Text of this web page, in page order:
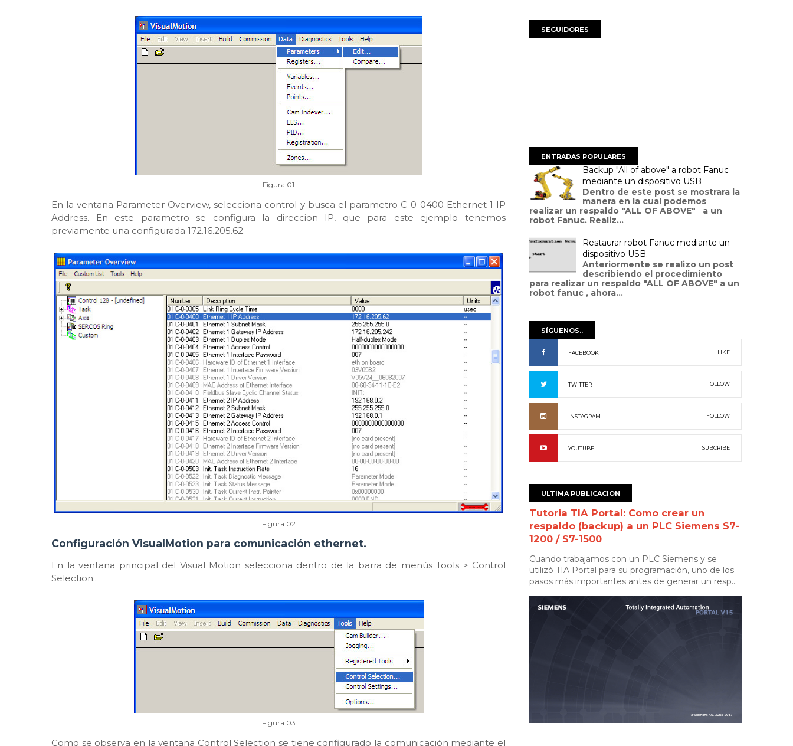
Figura 01
En la ventana Parameter Overview, selecciona control y busca el parametro C-0-0400 Ethernet 1 IP
Address. En este parametro se configura la direccion IP, que para este ejemplo tenemos
previamente una configurada 172.16.205.62.
Figura 02
Configuración VisualMotion para comunicación ethernet.
En la ventana principal del Visual Motion selecciona dentro de la barra de menús Tools > Control
Selection..
Figura 03
Como se observa en la ventana Control Selection se tiene configurado la comunicación mediante el
SEGUIDORES
ENTRADAS POPULARES
Backup "All of above" a robot Fanuc
mediante un dispositivo USB
Dentro de este post se mostrara la
manera en la cual podemos
realizar un respaldo "ALL OF ABOVE" a un
robot Fanuc. Realiz...
Restaurar robot Fanuc mediante un
dispositivo USB.
Anteriormente se realizo un post
describiendo el procedimiento
para realizar un respaldo "ALL OF ABOVE" a un
robot fanuc , ahora...
SÍGUENOS..
FACEBOOK LIKE
TWITTER FOLLOW
INSTAGRAM FOLLOW
YOUTUBE SUBCRIBE
ULTIMA PUBLICACION
Tutoria TIA Portal: Como crear un
respaldo (backup) a un PLC Siemens S7-
1200 / S7-1500
Cuando trabajamos con un PLC Siemens y se
utilizó TIA Portal para su programación, uno de los
pasos más importantes antes de generar un resp...